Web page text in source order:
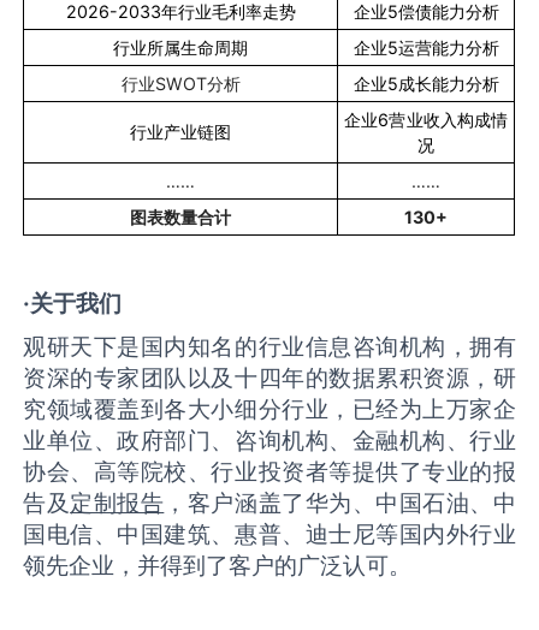
2026-2033年行业毛利率走势 企业5偿债能力分析
行业所属生命周期
企业5运营能力分析
行业SWOT分析 企业5成长能力分析
行业产业链图
企业6营业收入构成情
况
……
……
图表数量合计
130+
·关于我们
观研天下是国内知名的行业信息咨询机构，拥有
资深的专家团队以及十四年的数据累积资源，研
究领域覆盖到各大小细分行业，已经为上万家企
业单位、政府部门、咨询机构、金融机构、行业
协会、高等院校、行业投资者等提供了专业的报
告及定制报告 ，客户涵盖了华为、中国石油、中
国电信、中国建筑、惠普、迪士尼等国内外行业
领先企业，并得到了客户的广泛认可。